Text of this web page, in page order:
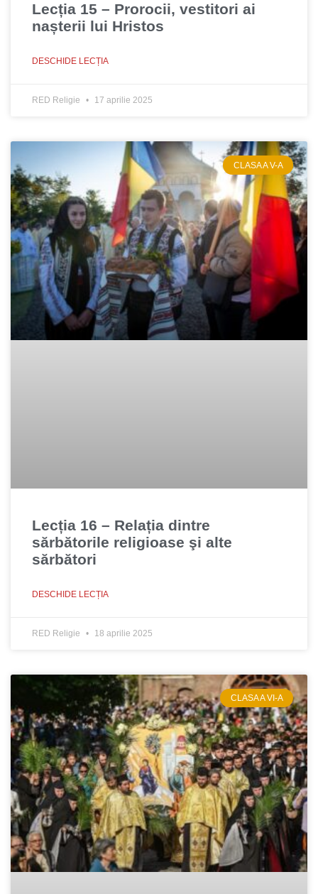
Lecția 15 – Prorocii, vestitori ai
nașterii lui Hristos
DESCHIDE LECȚIA
RED Religie 17 aprilie 2025
CLASA A V-A
Lecția 16 – Relația dintre
sărbătorile religioase şi alte
sărbători
DESCHIDE LECȚIA
RED Religie 18 aprilie 2025
CLASA A VI-A